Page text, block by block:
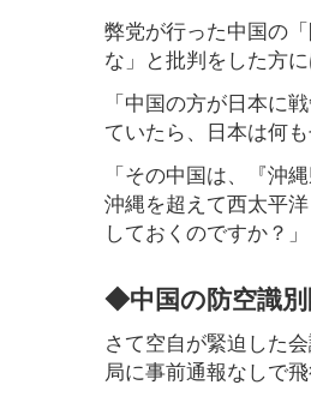
弊党が行った中国の
な」と批判をした方
「中国の方が日本に
ていたら、日本は何
「その中国は、『沖
沖縄を超えて西太平
しておくのですか？」
◆中国の防空識
さて空自が緊迫した
局に事前通報なしで飛